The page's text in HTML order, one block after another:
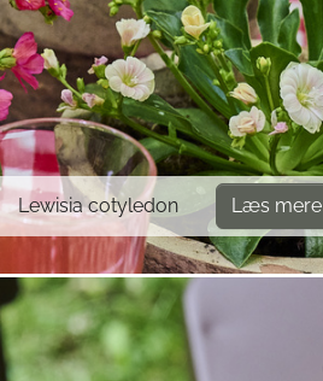
Lewisia cotyledon Læs mere